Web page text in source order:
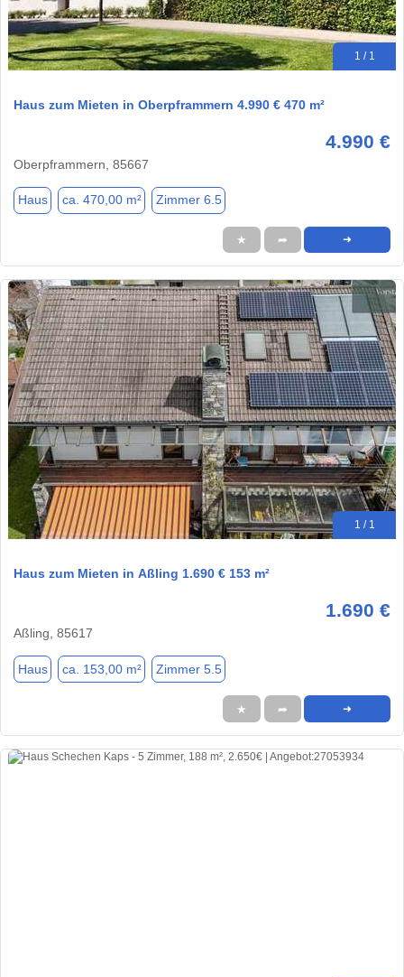
1 / 1
Haus zum Mieten in Oberpframmern 4.990 € 470 m²
4.990 €
Oberpframmern, 85667
Haus ca. 470,00 m² Zimmer 6.5
★ ➦ ➜
1 / 1
Haus zum Mieten in Aßling 1.690 € 153 m²
1.690 €
Aßling, 85617
Haus ca. 153,00 m² Zimmer 5.5
★ ➦ ➜